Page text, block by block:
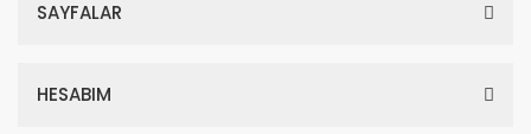
SAYFALAR
HESABIM